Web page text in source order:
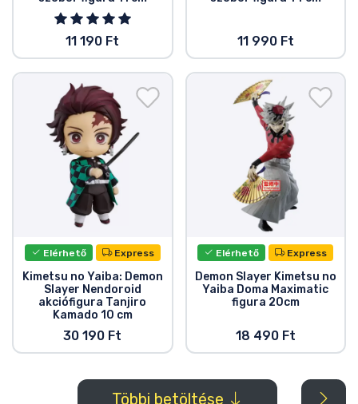
11 190 Ft 11 990 Ft
Elérhető Express
Kimetsu no Yaiba: Demon
Slayer Nendoroid
akciófigura Tanjiro
Kamado 10 cm
30 190 Ft
Elérhető Express
Demon Slayer Kimetsu no
Yaiba Doma Maximatic
figura 20cm
18 490 Ft
Többi betöltése